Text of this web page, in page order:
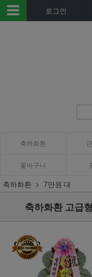
로그인
축하화환
꽃바구니
축하화환 7만원 대
축하화환 고급